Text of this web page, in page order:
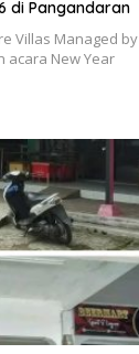
di Pangandaran
Villas Managed by
acara New Year